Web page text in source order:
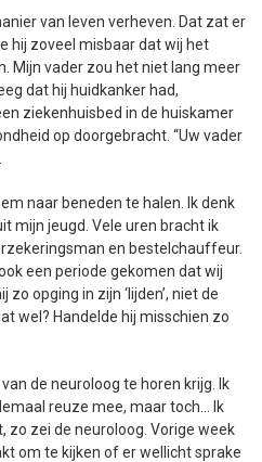
van leven verheven. Dat zat er
hij zoveel misbaar dat wij het
Mijn vader zou het niet lang meer
dat hij huidkanker had,
ziekenhuisbed in de huiskamer
op doorgebracht. “Uw vader
naar beneden te halen. Ik denk
mijn jeugd. Vele uren bracht ik
en bestelchauffeur.
een periode gekomen dat wij
opging in zijn ‘lijden’, niet de
wel? Handelde hij misschien zo
de neuroloog te horen krijg. Ik
reuze mee, maar toch… Ik
zo zei de neuroloog. Vorige week
om te kijken of er wellicht sprake